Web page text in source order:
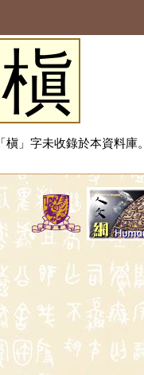
槇
「槇」字未收錄於本資料庫。